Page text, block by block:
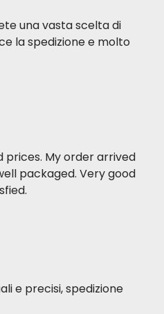
una vasta scelta di
la spedizione e molto
prices. My order arrived
packaged. Very good
e precisi, spedizione